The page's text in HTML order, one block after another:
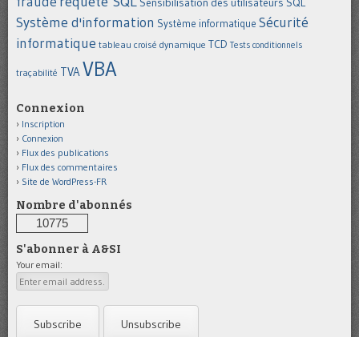
Système d'information Système informatique Sécurité
informatique tableau croisé dynamique TCD Tests conditionnels
traçabilité TVAVBA
Connexion
Inscription
Connexion
Flux des publications
Flux des commentaires
Site de WordPress-FR
Nombre d'abonnés
10775
S'abonner à A&SI
Your email: